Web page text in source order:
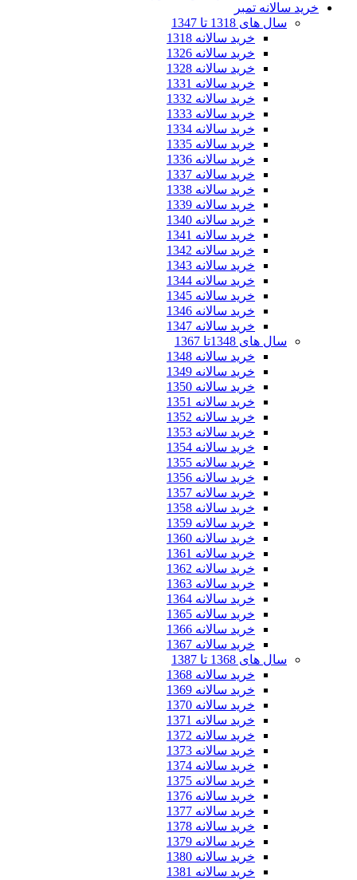
خرید سالانه تمبر
سال های 1318 تا 1347
خرید سالانه 1318
خرید سالانه 1326
خرید سالانه 1328
خرید سالانه 1331
خرید سالانه 1332
خرید سالانه 1333
خرید سالانه 1334
خرید سالانه 1335
خرید سالانه 1336
خرید سالانه 1337
خرید سالانه 1338
خرید سالانه 1339
خرید سالانه 1340
خرید سالانه 1341
خرید سالانه 1342
خرید سالانه 1343
خرید سالانه 1344
خرید سالانه 1345
خرید سالانه 1346
خرید سالانه 1347
سال های 1348تا 1367
خرید سالانه 1348
خرید سالانه 1349
خرید سالانه 1350
خرید سالانه 1351
خرید سالانه 1352
خرید سالانه 1353
خرید سالانه 1354
خرید سالانه 1355
خرید سالانه 1356
خرید سالانه 1357
خرید سالانه 1358
خرید سالانه 1359
خرید سالانه 1360
خرید سالانه 1361
خرید سالانه 1362
خرید سالانه 1363
خرید سالانه 1364
خرید سالانه 1365
خرید سالانه 1366
خرید سالانه 1367
سال های 1368 تا 1387
خرید سالانه 1368
خرید سالانه 1369
خرید سالانه 1370
خرید سالانه 1371
خرید سالانه 1372
خرید سالانه 1373
خرید سالانه 1374
خرید سالانه 1375
خرید سالانه 1376
خرید سالانه 1377
خرید سالانه 1378
خرید سالانه 1379
خرید سالانه 1380
خرید سالانه 1381